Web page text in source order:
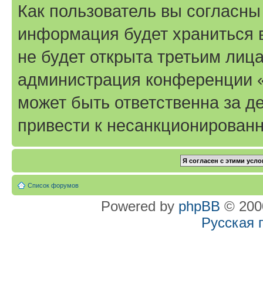
Как пользователь вы
информация будет
не будет открыта третьим
администрация конференции
может быть ответственна за
привести к
Список форумов
Powered by phpBB ©
Русская